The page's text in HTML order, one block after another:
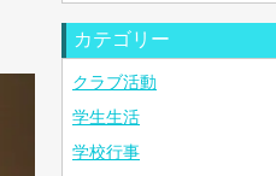
カテゴリー
クラブ活動
学生生活
学校行事